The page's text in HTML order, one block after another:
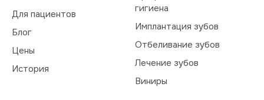
Для пациентов
Блог
Цены
История
гигиена
Имплантация зубов
Отбеливание зубов
Лечение зубов
Виниры